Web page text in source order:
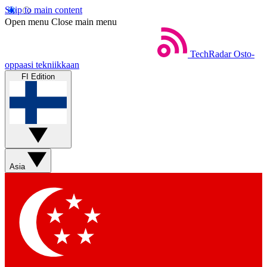
Skip to main content
Open menu Close main menu
TechRadar Osto-
oppaasi tekniikkaan
FI Edition
Asia